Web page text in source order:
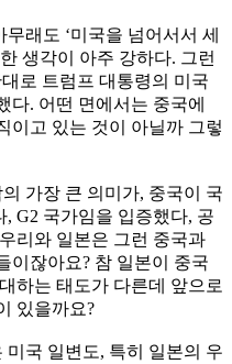
래도 ‘미국을 넘어서서 세
생각이 아주 강하다. 그런
로 트럼프 대통령의 미국
다. 어떤 면에서는 중국에
이고 있는 것이 아닐까 그렇
가장 큰 의미가, 중국이 국
G2 국가임을 입증했다, 공
리와 일본은 그런 중국과
이잖아요? 참 일본이 중국
하는 태도가 다른데 앞으로
있을까요?
국 일변도, 특히 일본의 우